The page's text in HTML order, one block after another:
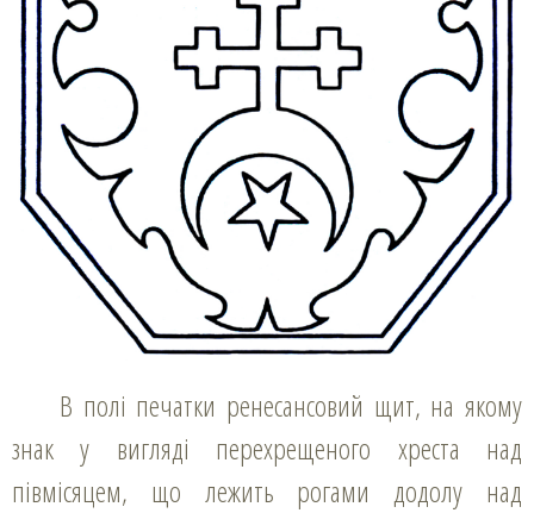
В полі печатки ренесансовий щит, на якому
знак у вигляді перехрещеного хреста над
півмісяцем, що лежить рогами додолу над